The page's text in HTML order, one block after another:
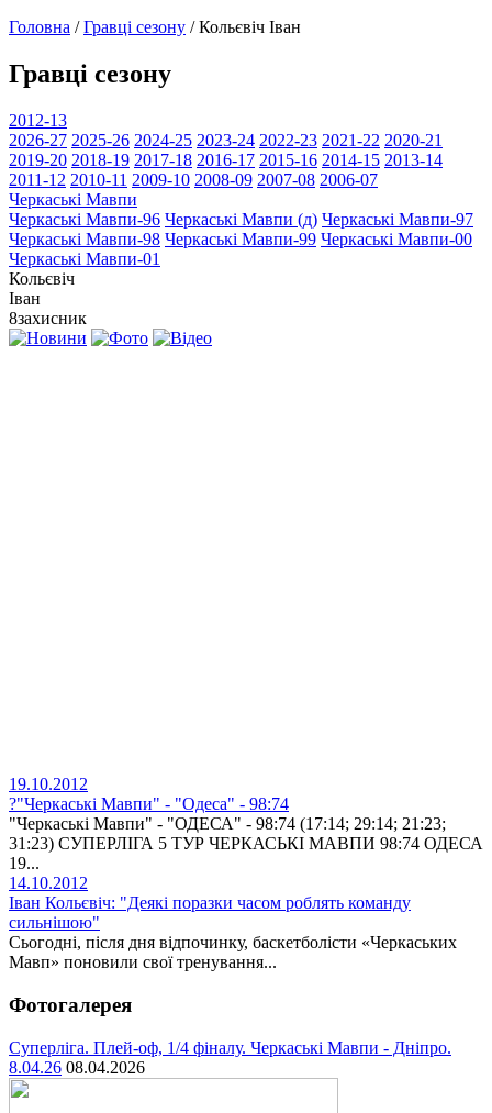
Головна /Гравці сезону /Кольєвіч Іван
Гравці сезону
2012-13
2026-27 2025-26 2024-25 2023-24 2022-23 2021-22 2020-21
2019-20 2018-19 2017-18 2016-17 2015-16 2014-15 2013-14
2011-12 2010-11 2009-10 2008-09 2007-08 2006-07
Черкаські Мавпи
Черкаські Мавпи-96 Черкаські Мавпи (д) Черкаські Мавпи-97
Черкаські Мавпи-98 Черкаські Мавпи-99 Черкаські Мавпи-00
Черкаські Мавпи-01
Кольєвіч
Іван
8захисник
19.10.2012
?"Черкаські Мавпи" - "Одеса" - 98:74
"Черкаські Мавпи" - "ОДЕСА" - 98:74 (17:14; 29:14; 21:23;
31:23) СУПЕРЛІГА 5 ТУР ЧЕРКАСЬКІ МАВПИ 98:74 ОДЕСА
19...
14.10.2012
Іван Кольєвіч: "Деякі поразки часом роблять команду
сильнішою"
Сьогодні, після дня відпочинку, баскетболісти «Черкаських
Мавп» поновили свої тренування...
Фотогалерея
Суперліга. Плей-оф, 1/4 фіналу. Черкаські Мавпи - Дніпро.
8.04.26 08.04.2026